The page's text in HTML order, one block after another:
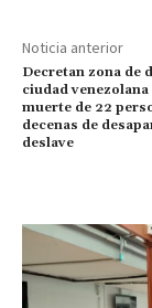
Noticia anterior
Decretan zona de
ciudad
muerte de 22
decenas de
deslave